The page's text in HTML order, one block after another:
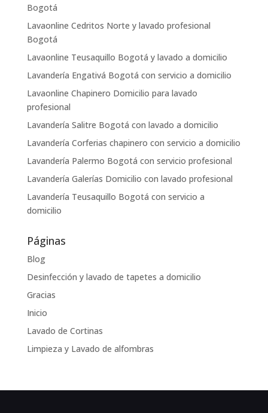
Bogotá
Lavaonline Cedritos Norte y lavado profesional
Bogotá
Lavaonline Teusaquillo Bogotá y lavado a domicilio
Lavandería Engativá Bogotá con servicio a domicilio
Lavaonline Chapinero Domicilio para lavado
profesional
Lavandería Salitre Bogotá con lavado a domicilio
Lavandería Corferias chapinero con servicio a domicilio
Lavandería Palermo Bogotá con servicio profesional
Lavandería Galerías Domicilio con lavado profesional
Lavandería Teusaquillo Bogotá con servicio a
domicilio
Páginas
Blog
Desinfección y lavado de tapetes a domicilio
Gracias
Inicio
Lavado de Cortinas
Limpieza y Lavado de alfombras